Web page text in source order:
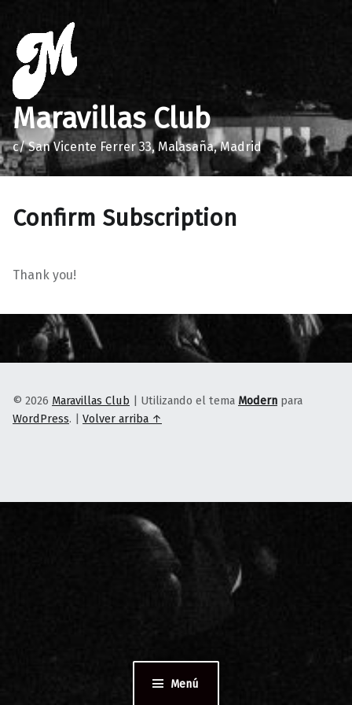
Menú
Maravillas Club
c/ San Vicente Ferrer 33, Malasaña, Madrid
Confirm Subscription
Thank you!
© 2026 Maravillas Club | Utilizando el tema Modern para
WordPress. | Volver arriba ↑